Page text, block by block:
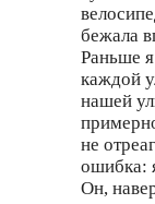
бежала
Раньше
каждой
нашей
не
ошибка:
Он,